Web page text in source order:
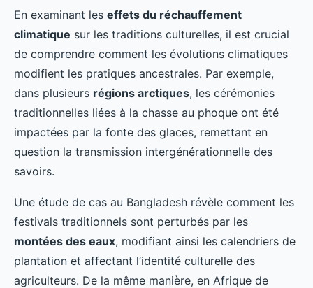
En examinant les effets du réchauffement
climatique sur les traditions culturelles, il est crucial
de comprendre comment les évolutions climatiques
modifient les pratiques ancestrales. Par exemple,
dans plusieurs régions arctiques, les cérémonies
traditionnelles liées à la chasse au phoque ont été
impactées par la fonte des glaces, remettant en
question la transmission intergénérationnelle des
savoirs.
Une étude de cas au Bangladesh révèle comment les
festivals traditionnels sont perturbés par les
montées des eaux, modifiant ainsi les calendriers de
plantation et affectant l’identité culturelle des
agriculteurs. De la même manière, en Afrique de